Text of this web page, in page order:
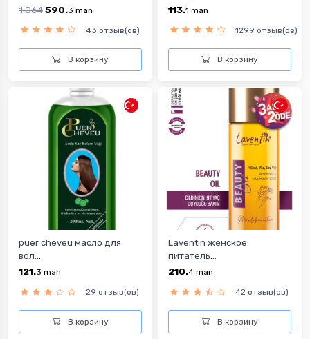
1,064590.3 man
43 отзыв(ов)
В корзину
113.1 man
1299 отзыв(ов)
В корзину
puer cheveu масло для
вол...
121.3 man
29 отзыв(ов)
В корзину
Laventin женское
питатель...
210.4 man
42 отзыв(ов)
В корзину